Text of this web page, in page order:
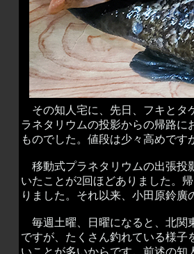
その知人宅に、先日、フキとタ
ラネタリウムの投影からの帰路
ものでした。値段は少々高めです
移動式プラネタリウムの出張投
いたことが2回ほどありました。
りました。それ以来、小田原鈴廣
毎週土曜、日曜になると、北関
ですが、たくさん釣れている様
いことが多いからです。前述の